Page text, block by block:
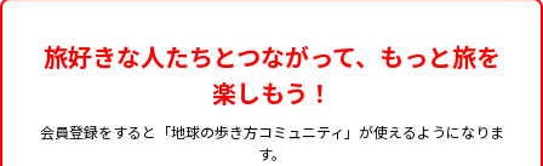
旅好きな人たちとつながって、もっと旅を
楽しもう！
会員登録をすると「地球の歩き方コミュニティ」が使えるようになりま
す。